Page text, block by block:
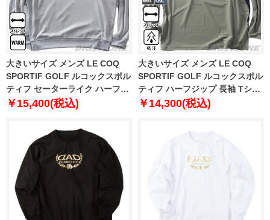
大きいサイズ メンズ LE COQ
SPORTIF GOLF ルコックスポル
ティフ セーターライク ハーフジ
ップ カットソー ストレッチ ゴル
￥15,400(税込)
大きいサイズ メンズ LE COQ
SPORTIF GOLF ルコックスポル
ティフ ハーフジップ 長袖 Tシャ
ツ 吸汗 ストレッチ ゴルフウェア
￥14,300(税込)